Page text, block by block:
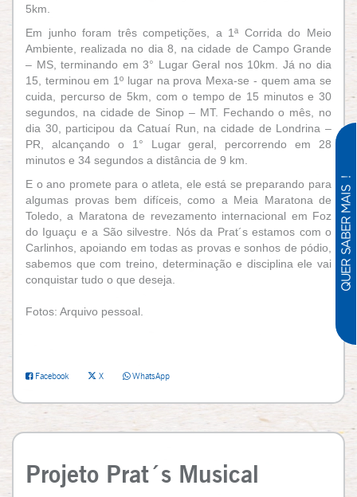
5km.
Em junho foram três competições, a 1ª Corrida do Meio
Ambiente, realizada no dia 8, na cidade de Campo Grande
– MS, terminando em 3° Lugar Geral nos 10km. Já no dia
15, terminou em 1º lugar na prova Mexa-se - quem ama se
cuida, percurso de 5km, com o tempo de 15 minutos e 30
segundos, na cidade de Sinop – MT. Fechando o mês, no
dia 30, participou da Catuaí Run, na cidade de Londrina –
PR, alcançando o 1° Lugar geral, percorrendo em 28
minutos e 34 segundos a distância de 9 km.
E o ano promete para o atleta, ele está se preparando para
algumas provas bem difíceis, como a Meia Maratona de
Toledo, a Maratona de revezamento internacional em Foz
do Iguaçu e a São silvestre. Nós da Prat´s estamos com o
Carlinhos, apoiando em todas as provas e sonhos de pódio,
sabemos que com treino, determinação e disciplina ele vai
conquistar tudo o que deseja.
Fotos: Arquivo pessoal.
Facebook X WhatsApp
Projeto Prat´s Musical